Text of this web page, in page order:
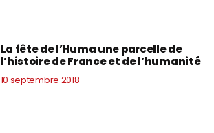
La fête de l’Huma une parcelle de
l’histoire de France et de l’humanité
10 septembre 2018